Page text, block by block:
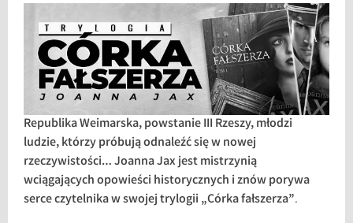
Republika Weimarska, powstanie III Rzeszy, młodzi
ludzie, którzy próbują odnaleźć się w nowej
rzeczywistości… Joanna Jax jest mistrzynią
wciągających opowieści historycznych i znów porywa
serce czytelnika w swojej trylogii „Córka fałszerza”.